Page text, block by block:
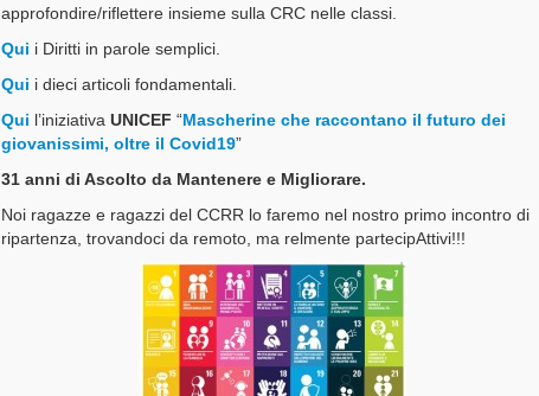
approfondire/riflettere insieme sulla CRC nelle classi.
Qui i Diritti in parole semplici.
Qui i dieci articoli fondamentali.
Qui l’iniziativa UNICEF “Mascherine che raccontano il futuro dei
giovanissimi, oltre il Covid19”
31 anni di Ascolto da Mantenere e Migliorare.
Noi ragazze e ragazzi del CCRR lo faremo nel nostro primo incontro di
ripartenza, trovandoci da remoto, ma relmente partecipAttivi!!!